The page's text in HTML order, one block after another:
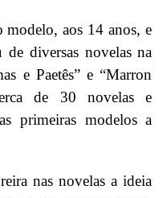
aos 14 anos, e
de diversas novelas na
e Paetês” e “Marron
de 30 novelas e
primeiras modelos a
nas novelas a ideia